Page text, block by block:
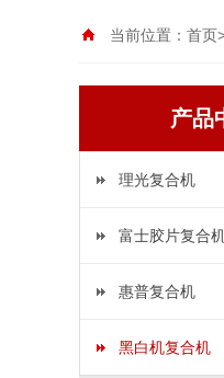
当前位置： 首页
产品
理光复合机
富士胶片复合
惠普复合机
黑白机复合机